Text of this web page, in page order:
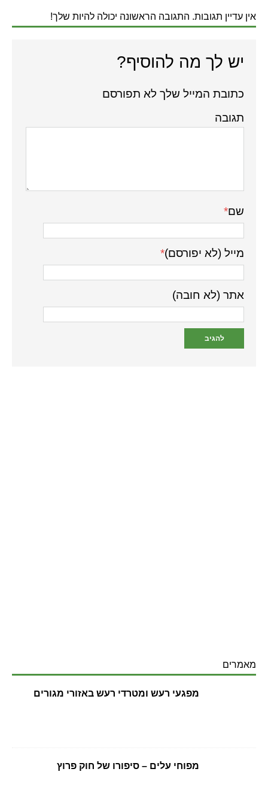
אין עדיין תגובות. התגובה הראשונה יכולה להיות שלך!
יש לך מה להוסיף?
כתובת המייל שלך לא תפורסם
תגובה
שם*
מייל (לא יפורסם)*
אתר (לא חובה)
מאמרים
מפגעי רעש ומטרדי רעש באזורי מגורים
מפוחי עלים – סיפורו של חוק פרוץ